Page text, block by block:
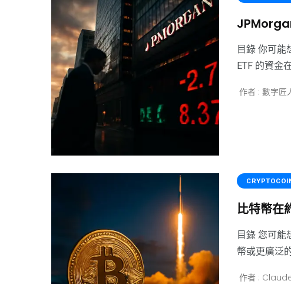
目錄 你可能
ETF 的資金
作者 : 數字匠
比特幣在
目錄 您可能
幣或更廣泛
作者 :